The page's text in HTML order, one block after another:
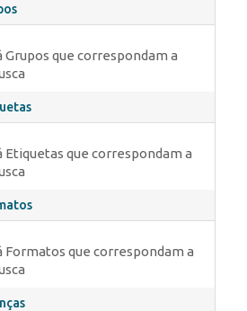
Grupos que correspondam a
Etiquetas que correspondam a
Formatos que correspondam a